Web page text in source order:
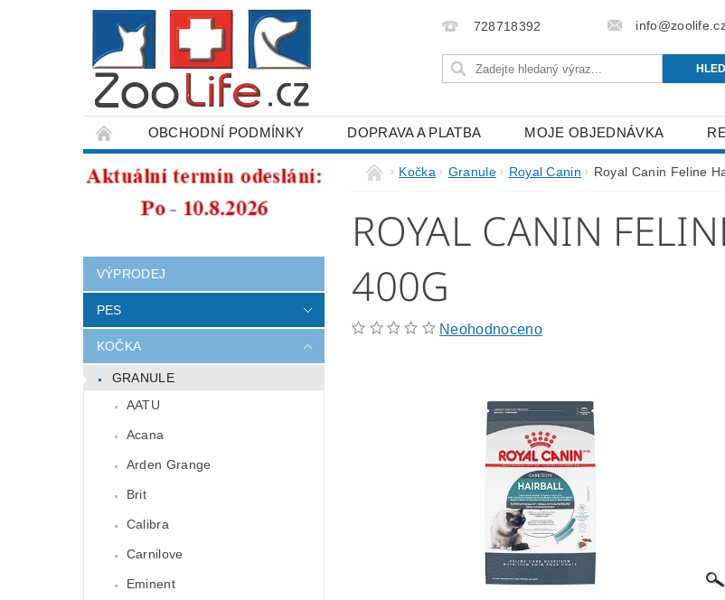
728718392
OBCHODNÍ PODMÍNKY DOPRAVA A PLATBA MOJE OBJEDNÁVKA
ODSTOUPENÍ OD SMLOUVY
VÝPRODEJ
PES
KOČKA
GRANULE
AATU
Acana
Arden Grange
Brit
Calibra
Carnilove
Eminent
Kočka Granule Royal Canin Royal Canin Feline
ROYAL CANIN
400G
Neohodnoceno